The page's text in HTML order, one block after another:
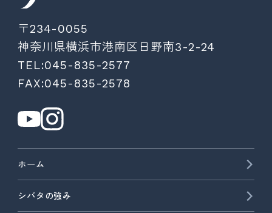
〒234-0055
神奈川県横浜市港南区日野南3-2-24
TEL:045-835-2577
FAX:045-835-2578
ホーム
シバタの強み